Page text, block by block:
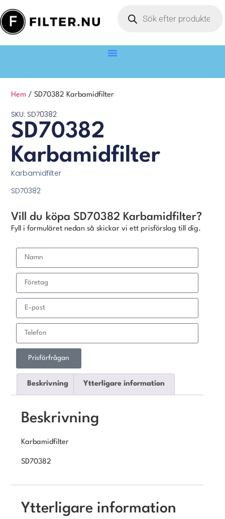
Hem / SD70382 Karbamidfilter
SKU: SD70382
SD70382
Karbamidfilter
Karbamidfilter
SD70382
Vill du köpa SD70382 Karbamidfilter?
Fyll i formuläret nedan så skickar vi ett prisförslag till dig.
Prisförfrågan
Beskrivning Ytterligare information
Beskrivning
Karbamidfilter
SD70382
Ytterligare information